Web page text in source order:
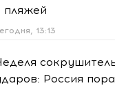
пляжей
13:13
Россия